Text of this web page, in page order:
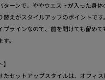
ターンで、ややウエストが入った身
えがスタイルアップのポイントです。
プラインなので、前を開けても留めて
。
たセットアップスタイルは、オフィ